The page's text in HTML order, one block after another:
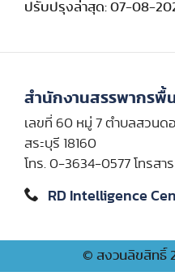
ปรับปรุงล่าสุด: 07-08-
สำนักงานสรรพากรพื้
เลขที่ 60 หมู่ 7 ตำบลสวนดอ
สระบุรี 18160
โทร. 0-3634-0577 โทรสา
RD Intelligence
© สงวนลิขสิทธิ์